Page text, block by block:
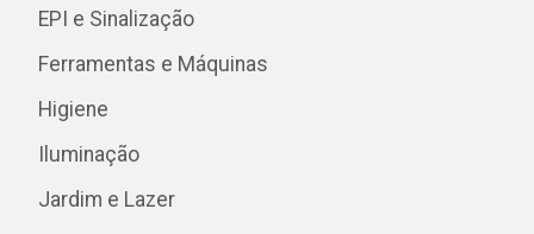
EPI e Sinalização
Ferramentas e Máquinas
Higiene
Iluminação
Jardim e Lazer